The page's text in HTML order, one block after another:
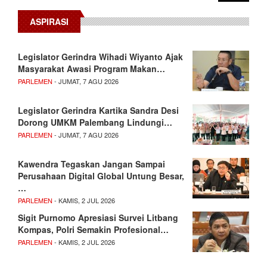
ASPIRASI
Legislator Gerindra Wihadi Wiyanto Ajak
Masyarakat Awasi Program Makan…
PARLEMEN - JUMAT, 7 AGU 2026
Legislator Gerindra Kartika Sandra Desi
Dorong UMKM Palembang Lindungi…
PARLEMEN - JUMAT, 7 AGU 2026
Kawendra Tegaskan Jangan Sampai
Perusahaan Digital Global Untung Besar,
…
PARLEMEN - KAMIS, 2 JUL 2026
Sigit Purnomo Apresiasi Survei Litbang
Kompas, Polri Semakin Profesional…
PARLEMEN - KAMIS, 2 JUL 2026